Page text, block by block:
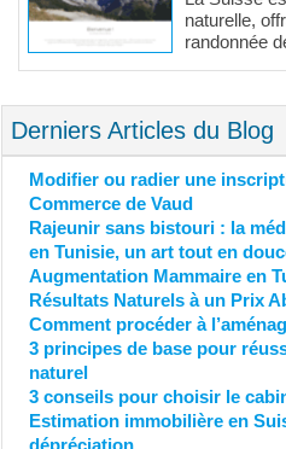
naturelle,
randonnée
Derniers Articles du Blog
Modifier ou radier une
Commerce de Vaud
Rajeunir sans bistouri : la
en Tunisie, un art tout en
Augmentation Mammaire en
Résultats Naturels à un Prix
Comment procéder à
3 principes de base pour
naturel
3 conseils pour choisir le
Estimation immobilière en